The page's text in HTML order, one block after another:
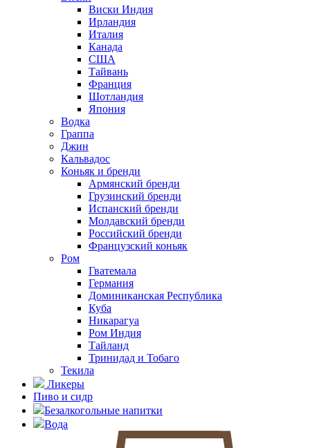
Виски Индия
Ирландия
Италия
Канада
США
Тайвань
Франция
Шотландия
Япония
Водка
Граппа
Джин
Кальвадос
Коньяк и бренди
Армянский бренди
Грузинский бренди
Испанский бренди
Молдавский бренди
Российский бренди
Французский коньяк
Ром
Гватемала
Германия
Доминиканская Республика
Куба
Никарагуа
Ром Индия
Тайланд
Тринидад и Тобаго
Текила
Ликеры
Пиво и сидр
Безалкогольные напитки
Вода